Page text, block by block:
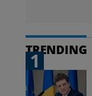
TRENDING
1